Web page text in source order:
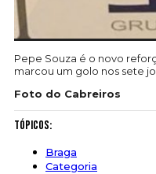
Pepe Souza é o novo
marcou um golo nos sete
Foto do Cabreiros
Tópicos:
Braga
Categoria